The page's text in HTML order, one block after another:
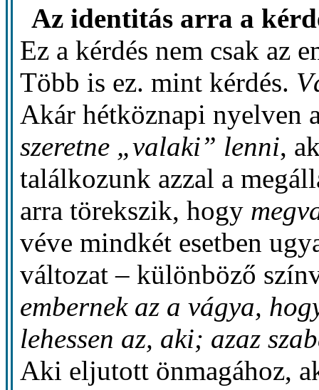
Az identitás arra a
Ez a kérdés nem csak az
Több is ez. mint kérdés.
Akár hétköznapi nyelven
szeretne „valaki” lenni,
találkozunk azzal a
arra törekszik, hogy
véve mindkét esetben
változat – különböző
embernek az a vágya,
lehessen az, aki; azaz
Aki eljutott önmagához,